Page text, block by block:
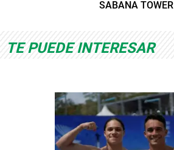
SABANA TOWER
TE PUEDE INTERESAR